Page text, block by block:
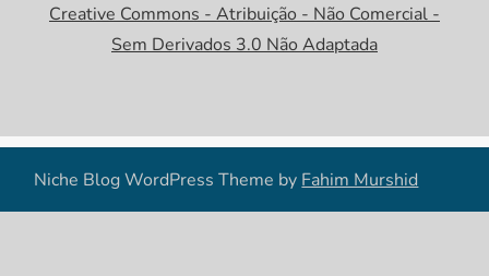
Creative Commons - Atribuição - Não Comercial -
Sem Derivados 3.0 Não Adaptada
Niche Blog WordPress Theme by Fahim Murshid